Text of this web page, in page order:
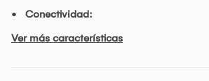
Conectividad:
Ver más características